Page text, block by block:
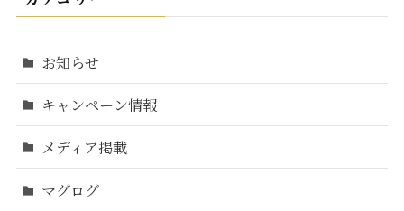
お知らせ
キャンペーン情報
メディア掲載
マグログ